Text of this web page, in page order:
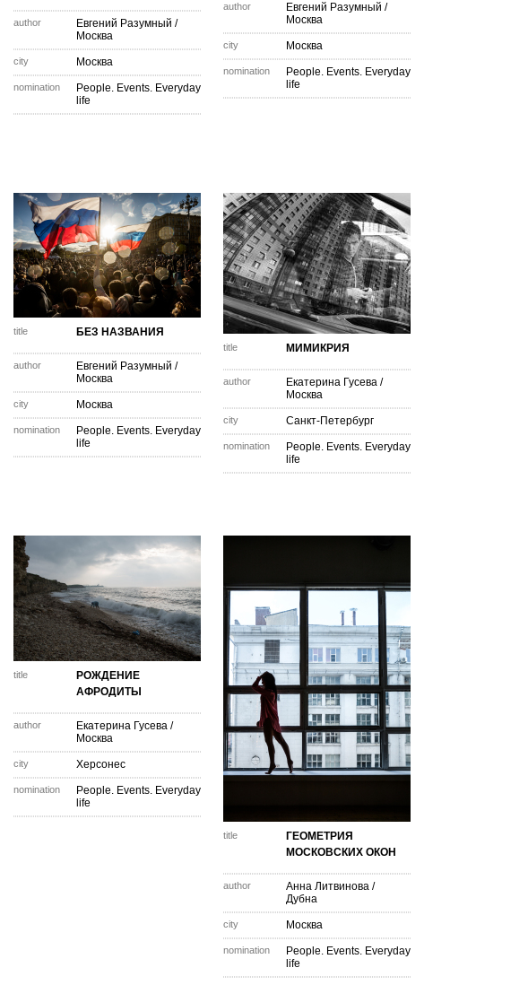
author Евгений Разумный /
Москва
city Москва
nomination
People. Events. Everyday
life
author Евгений Разумный /
Москва
city Москва
nomination
People. Events. Everyday
life
title БЕЗ НАЗВАНИЯ
author Евгений Разумный /
Москва
city Москва
nomination
People. Events. Everyday
life
title МИМИКРИЯ
author Екатерина Гусева /
Москва
city Санкт-Петербург
nomination
People. Events. Everyday
life
title
РОЖДЕНИЕ
АФРОДИТЫ
author Екатерина Гусева /
Москва
city Херсонес
nomination
People. Events. Everyday
life
title
ГЕОМЕТРИЯ
МОСКОВСКИХ ОКОН
author Анна Литвинова /
Дубна
city Москва
nomination
People. Events. Everyday
life